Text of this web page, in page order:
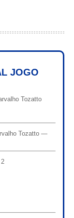
JOGO
Tozatto
Tozatto —